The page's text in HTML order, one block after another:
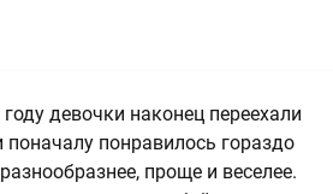
девочки наконец переехали
понравилось гораздо
проще и веселее.